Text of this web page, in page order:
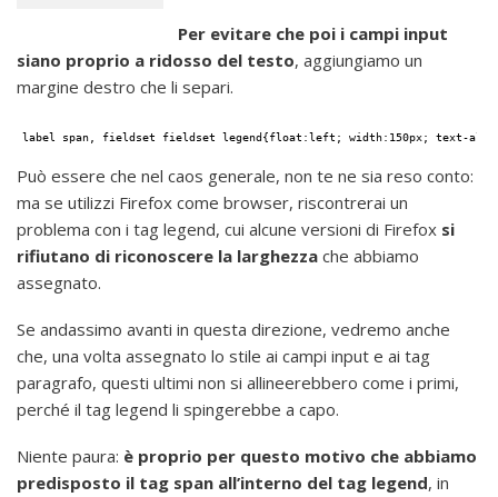
Per evitare che poi i campi input
siano proprio a ridosso del testo, aggiungiamo un
margine destro che li separi.
label span, fieldset fieldset legend{float:left; width:150px; text-
Può essere che nel caos generale, non te ne sia reso conto:
ma se utilizzi Firefox come browser, riscontrerai un
problema con i tag legend, cui alcune versioni di Firefox si
rifiutano di riconoscere la larghezza che abbiamo
assegnato.
Se andassimo avanti in questa direzione, vedremo anche
che, una volta assegnato lo stile ai campi input e ai tag
paragrafo, questi ultimi non si allineerebbero come i primi,
perché il tag legend li spingerebbe a capo.
Niente paura: è proprio per questo motivo che abbiamo
predisposto il tag span all’interno del tag legend, in